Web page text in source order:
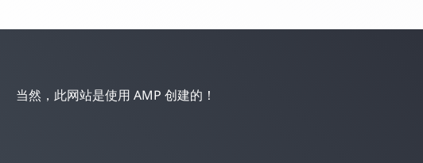
当然，此网站是使用 AMP 创建的！